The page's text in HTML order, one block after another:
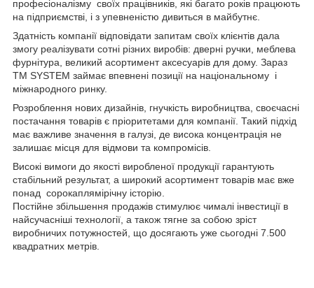
професіоналізму своїх працівників, які багато років працюють
на підприємстві, і з упевненістю дивиться в майбутнє.
Здатність компанії відповідати запитам своїх клієнтів дала
змогу реалізувати сотні різних виробів: дверні ручки, меблева
фурнітура, великий асортимент аксесуарів для дому. Зараз
TM SYSTEM займає впевнені позиції на національному і
міжнародного ринку.
Розроблення нових дизайнів, гнучкість виробництва, своєчасні
постачання товарів є пріоритетами для компанії. Такий підхід
має важливе значення в галузі, де висока концентрація не
залишає місця для відмови та компромісів.
Високі вимоги до якості виробленої продукції гарантують
стабільний результат, а широкий асортимент товарів має вже
понад сорокаплямірічну історію.
Постійне збільшення продажів стимулює чималі інвестиції в
найсучасніші технології, а також тягне за собою зріст
виробничих потужностей, що досягають уже сьогодні 7.500
квадратних метрів.